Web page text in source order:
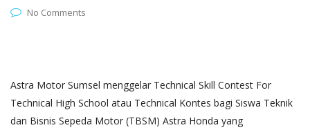
No Comments
Astra Motor Sumsel menggelar Technical Skill Contest For
Technical High School atau Technical Kontes bagi Siswa Teknik
dan Bisnis Sepeda Motor (TBSM) Astra Honda yang